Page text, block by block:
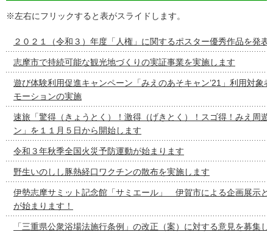
※左右にフリックすると表がスライドします。
２０２１（令和３）年度「人権」に関するポスター優秀作品を発表
志摩市で持続可能な観光地づくりの実証事業を実施します
遊び体験利用促進キャンペーン「みえのあそキャン’21」利用対象
モーションの実施
速旅「驚得（きょうとく）！激得（げきとく）！スゴ得！みえ周遊
ン」を１１月５日から開始します
令和３年秋季全国火災予防運動が始まります
野生いのしし豚熱経口ワクチンの散布を実施します
伊勢志摩サミット記念館「サミエール」 伊賀市による企画展示と
が始まります！
「三重県公衆浴場法施行条例」の改正（案）に対する意見を募集し